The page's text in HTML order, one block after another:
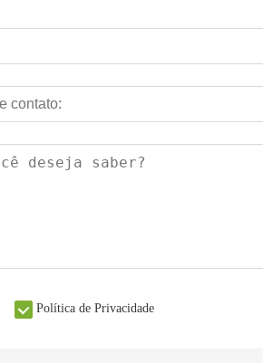
Política de Privacidade